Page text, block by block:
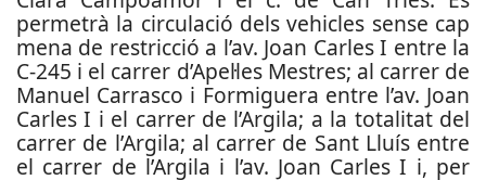
permetrà la circulació dels vehicles sense cap
mena de restricció a l’av. Joan Carles I entre la
C-245 i el carrer d’Apel·les Mestres; al carrer de
Manuel Carrasco i Formiguera entre l’av. Joan
Carles I i el carrer de l’Argila; a la totalitat del
carrer de l’Argila; al carrer de Sant Lluís entre
el carrer de l’Argila i l’av. Joan Carles I i, per